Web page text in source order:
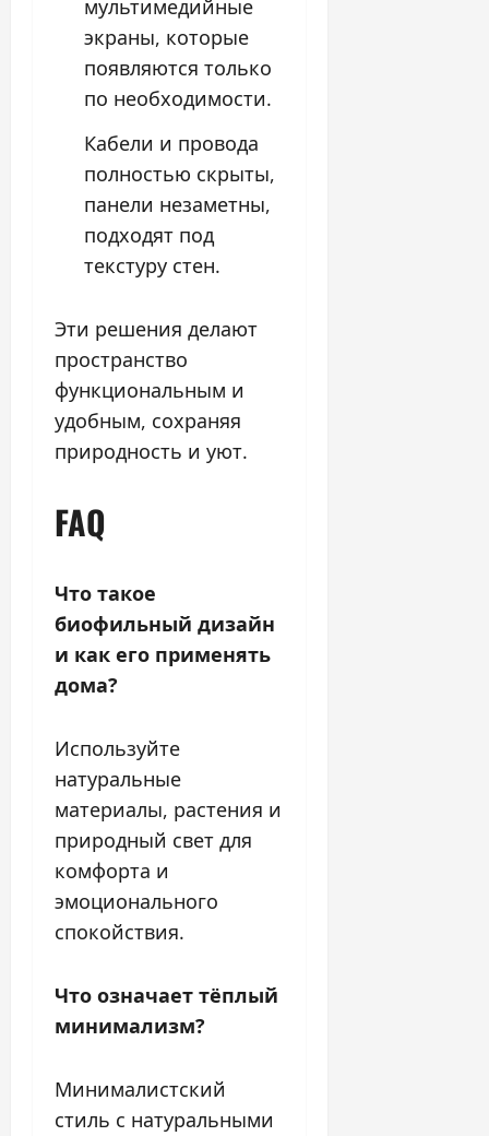
мультимедийные
экраны, которые
появляются только
по необходимости.
Кабели и провода
полностью скрыты,
панели незаметны,
подходят под
текстуру стен.
Эти решения делают
пространство
функциональным и
удобным, сохраняя
природность и уют.
FAQ
Что такое
биофильный дизайн
и как его применять
дома?
Используйте
натуральные
материалы, растения и
природный свет для
комфорта и
эмоционального
спокойствия.
Что означает тёплый
минимализм?
Минималистский
стиль с натуральными